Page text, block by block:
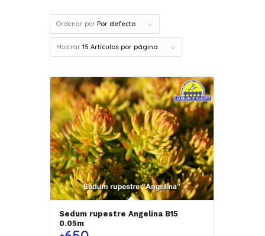
Ordenar por Por defecto
Mostrar 15 Artículos por página
Sedum rupestre Angelina B15
0.05m